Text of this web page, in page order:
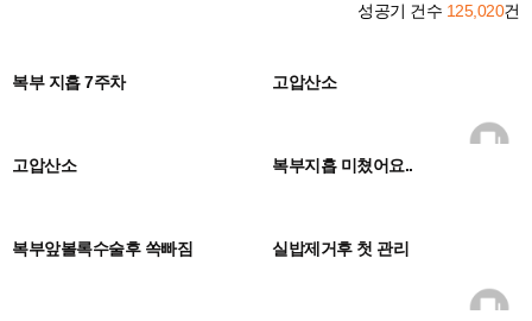
성공기 건수 125,020건
복부 지흡 7주차
고압산소
복부앞볼록수술후 쏙빠짐
고압산소
복부지흡 미쳤어요..
실밥제거후 첫 관리